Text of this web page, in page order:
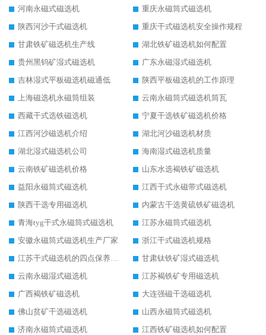
河南永磁式磁选机
重庆永磁筒式磁选机
陕西河沙干式磁选机
重庆干式磁选机安全操作规程
甘肃铁矿磁选机生产线
湖北铁矿磁选机如何配置
贵州黑钨矿湿式磁选机
广东永磁湿式磁选机
吉林湿式平板磁选机磁通低
陕西平板磁选机的工作原理
上海磁选机永磁筒组装
云南永磁筒式磁选机筒瓦
西藏干式选铁磁选机
宁夏干选铁矿磁选机价格
江西河沙磁选机介绍
湖北河沙磁选机材质
湖北湿式磁选机公司
海南湿式磁选机质量
云南铁矿磁选机价格
山东水选褐铁矿磁选机
益阳永磁筒式磁选机
江西干式永磁带式磁选机
陕西干选专用磁选机
内蒙古干选黄硫铁矿磁选机
青海tyg干式永磁筒式磁选机
江苏永磁筒式磁选机
安徽永磁筒式磁选机生产厂家
浙江干式磁选机规格
江苏干式磁选机的四点保养秘籍
甘肃钛铁矿湿式磁选机
云南永磁湿式磁选机
江苏褐铁矿专用磁选机
广西褐铁矿磁选机
大连强磁干选磁选机
佛山贫矿干选磁选机
山西永磁筒式磁选机
济南永磁筒式磁选机
江西铁矿磁选机如何配置